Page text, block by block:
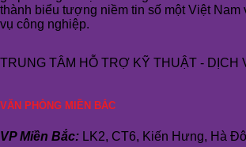
thành biểu tượng niềm tin số một Việt Nam
vụ công nghiệp.
TRUNG TÂM HỖ TRỢ KỸ THUẬT - DỊCH
VĂN PHÒNG MIỀN BẮC
VP Miền Bắc: LK2, CT6, Kiến Hưng, Hà